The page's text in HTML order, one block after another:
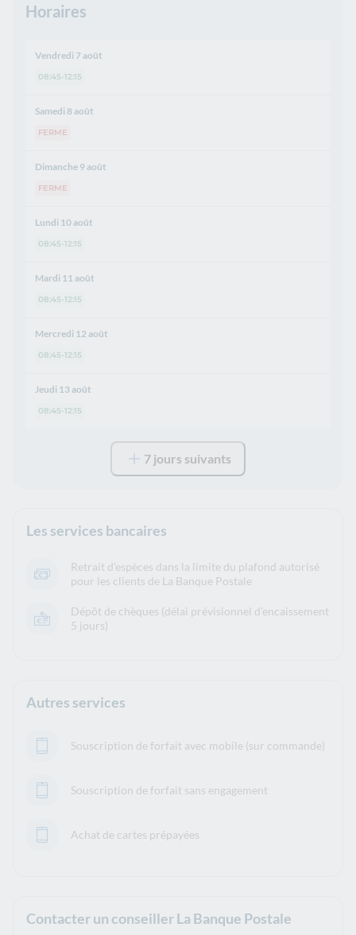
Horaires
Vendredi 7 août
08:45-12:15
Samedi 8 août
FERME
Dimanche 9 août
FERME
Lundi 10 août
08:45-12:15
Mardi 11 août
08:45-12:15
Mercredi 12 août
08:45-12:15
Jeudi 13 août
08:45-12:15
7 jours suivants
Les services bancaires
Retrait d'espèces dans la limite du plafond autorisé
pour les clients de La Banque Postale
Dépôt de chèques (délai prévisionnel d’encaissement
5 jours)
Autres services
Souscription de forfait avec mobile (sur commande)
Souscription de forfait sans engagement
Achat de cartes prépayées
Contacter un conseiller La Banque Postale